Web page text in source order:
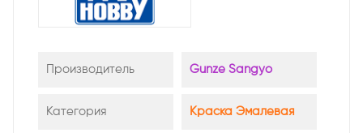
Производитель Gunze Sangyo
Категория Краска Эмалевая